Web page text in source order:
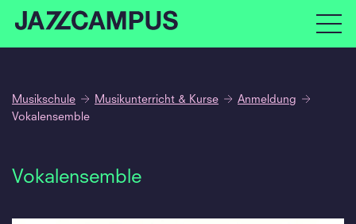
Musikschule Musikunterricht & Kurse
Anmeldung
Vokalensemble
Vokalensemble